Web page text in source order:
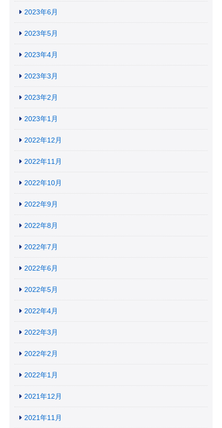
2023年6月
2023年5月
2023年4月
2023年3月
2023年2月
2023年1月
2022年12月
2022年11月
2022年10月
2022年9月
2022年8月
2022年7月
2022年6月
2022年5月
2022年4月
2022年3月
2022年2月
2022年1月
2021年12月
2021年11月